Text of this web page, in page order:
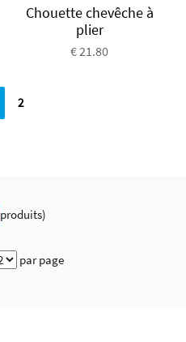
Chouette chevêche à
plier
€ 21.80
2
produits)
par page